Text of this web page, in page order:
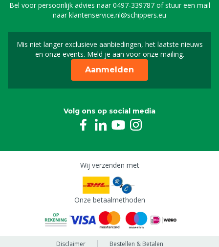
Bel voor persoonlijk advies naar0497-339787of stuur een mail
naarklantenservice.nl@schippers.eu
Mis niet langer exclusieve aanbiedingen, het laatste nieuws
en onze events. Meld je aan voor onze mailing.
Schrijf je in voor onze
Aanmelden
Volg ons op social media
Wij verzenden met
Onze betaalmethoden
Disclaimer Bestellen & Betalen